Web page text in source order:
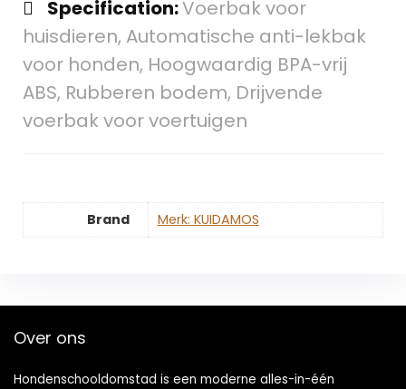
Specification:Voerbak voor
huisdieren, Automatische anti-lekbak
voor honden, Hoogwaardig BPA-vrij
ABS, Rubberen bodem, Drijvende
voerbak voor voertuigen
Brand Merk: KUIDAMOS
Over ons
Hondenschooldomstad is een moderne alles-in-één